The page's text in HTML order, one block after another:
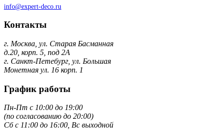
info@expert-deco.ru
Контакты
г. Москва, ул. Старая Басманная
д.20, корп. 5, под 2А
г. Санкт-Петебург, ул. Большая
Монетная ул. 16 корп. 1
График работы
Пн-Пт с 10:00 до 19:00
(по согласованию до 20:00)
Сб с 11:00 до 16:00, Вс выходной